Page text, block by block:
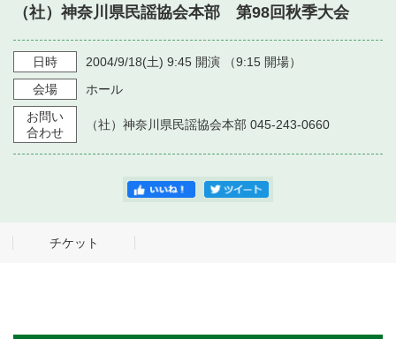
・ よくある質問
・ 施設を借りる
・ 空き状況
・ 抽選対象日
・ 利用料金
音楽堂について
・ 音楽堂のご案内
・ フロアマップ
・ 芸術参与
神奈川県立音楽堂
SNS
（社）神奈川県民謡協会本部 第98回秋季大会
日時 2004/9/18(土) 9:45 開演 （9:15 開場）
会場
ホール
お問い
合わせ
（社）神奈川県民謡協会本部 045-243-0660
チケット